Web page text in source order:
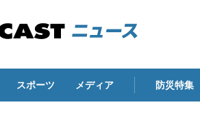
スポーツ メディア 防災特集